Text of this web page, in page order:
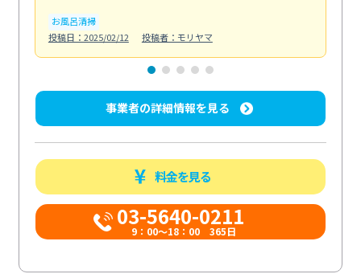
お風呂清掃
投稿日：2025/02/12
投稿者：モリヤマ
事業者の詳細情報を見る
料金を見る
03-5640-0211
9：00～18：00 365日